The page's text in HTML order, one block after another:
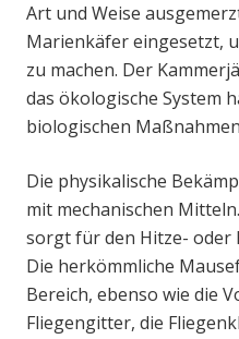
Art und Weise
Marienkäfer eingesetzt,
zu machen. Der
das ökologische System
biologischen
Die physikalische
mit mechanischen
sorgt für den Hitze- oder
Die herkömmliche
Bereich, ebenso wie die
Fliegengitter, die